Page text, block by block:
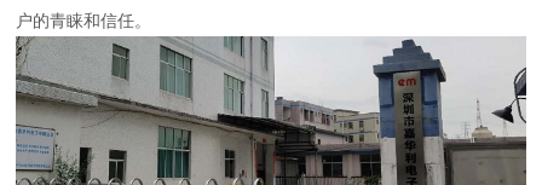
户的青睐和信任。